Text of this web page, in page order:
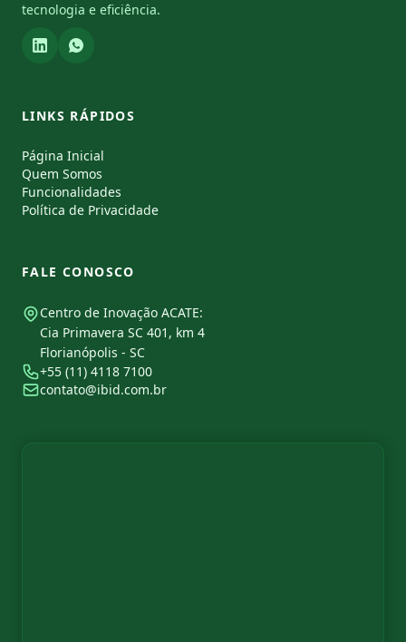
tecnologia e eficiência.
LINKS RÁPIDOS
Página Inicial
Quem Somos
Funcionalidades
Política de Privacidade
FALE CONOSCO
Centro de Inovação ACATE:
Cia Primavera SC 401, km 4
Florianópolis - SC
+55 (11) 4118 7100
contato@ibid.com.br